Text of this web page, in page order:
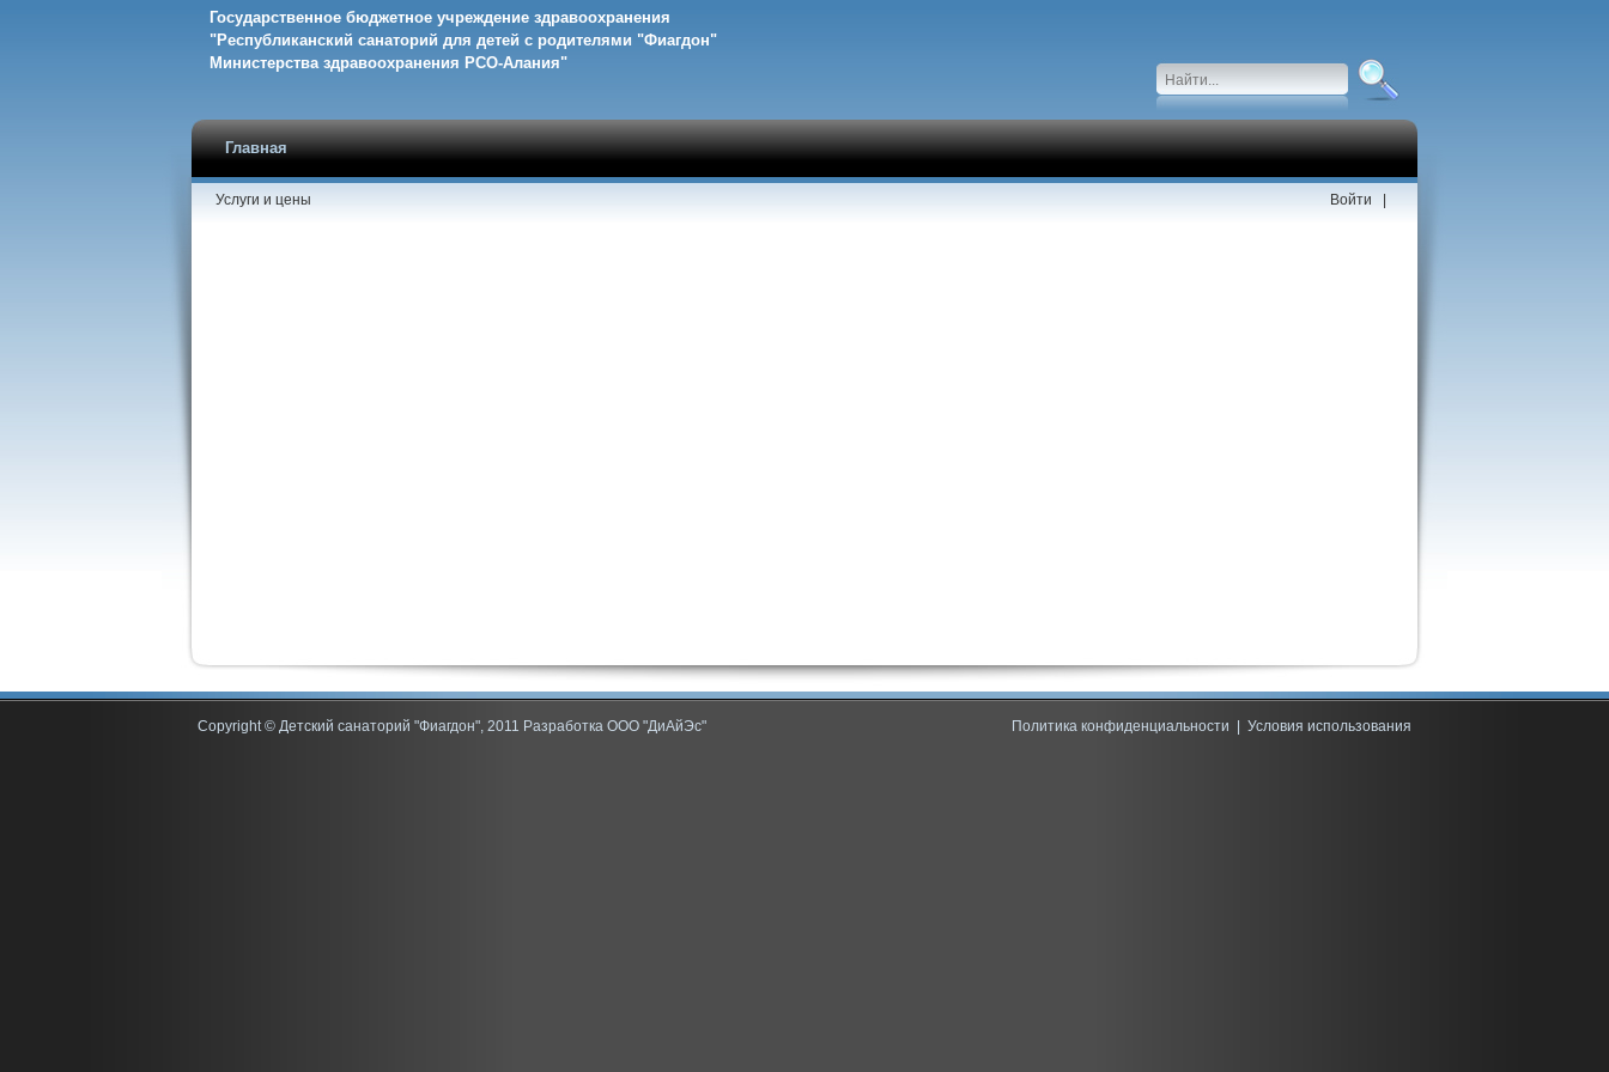
Государственное бюджетное учреждение здравоохранения
"Республиканский санаторий для детей с родителями "Фиагдон"
Министерства здравоохранения РСО-Алания"
Главная
Услуги и цены Войти
Copyright © Детский санаторий "Фиагдон", 2011 Разработка ООО "ДиАйЭс" Политика конфиденциальности Условия использования